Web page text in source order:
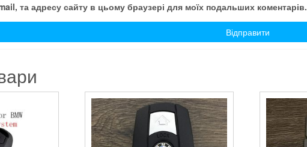
та адресу сайту в цьому браузері для моїх подальших коментарів.